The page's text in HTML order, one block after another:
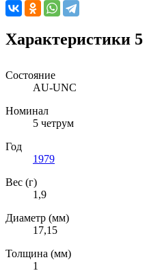
Характеристики
Состояние
AU-UNC
Номинал
5 четрум
Год
1979
Вес (г)
1,9
Диаметр (мм)
17,15
Толщина (мм)
1